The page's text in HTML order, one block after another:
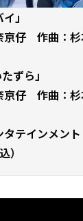
」
京仔 作曲：
ずら」
京仔 作曲：
タテインメン
）